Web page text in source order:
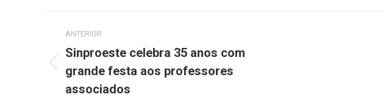
de
post:
ANTERIOR
Post
anterior:
Sinproeste celebra 35 anos com
grande festa aos professores
associados